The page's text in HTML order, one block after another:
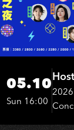
05.10
Sun 16:00
君
嬤-
淑